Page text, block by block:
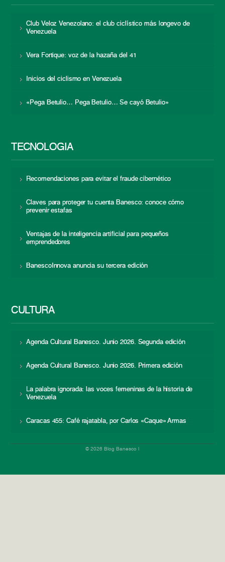
Club Veloz Venezolano: el club ciclístico más longevo de
Venezuela
Vera Fortique: voz de la hazaña del 41
Inicios del ciclismo en Venezuela
«Pega Betulio… Pega Betulio… Se cayó Betulio»
TECNOLOGÍA
Recomendaciones para evitar el fraude cibernético
Claves para proteger tu cuenta Banesco: conoce cómo
prevenir estafas
Ventajas de la inteligencia artificial para pequeños
emprendedores
BanescoInnova anuncia su tercera edición
CULTURA
Agenda Cultural Banesco. Junio 2026. Segunda edición
Agenda Cultural Banesco. Junio 2026. Primera edición
La palabra ignorada: las voces femeninas de la historia de
Venezuela
Caracas 455: Café rajatabla, por Carlos «Caque» Armas
© 2026 Blog Banesco |